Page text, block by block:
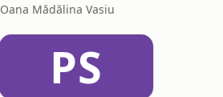
Oana Mădălina Vasiu
PS